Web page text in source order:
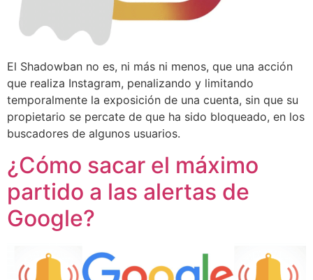
El Shadowban no es, ni más ni menos, que una acción
que realiza Instagram, penalizando y limitando
temporalmente la exposición de una cuenta, sin que su
propietario se percate de que ha sido bloqueado, en los
buscadores de algunos usuarios.
¿Cómo sacar el máximo
partido a las alertas de
Google?